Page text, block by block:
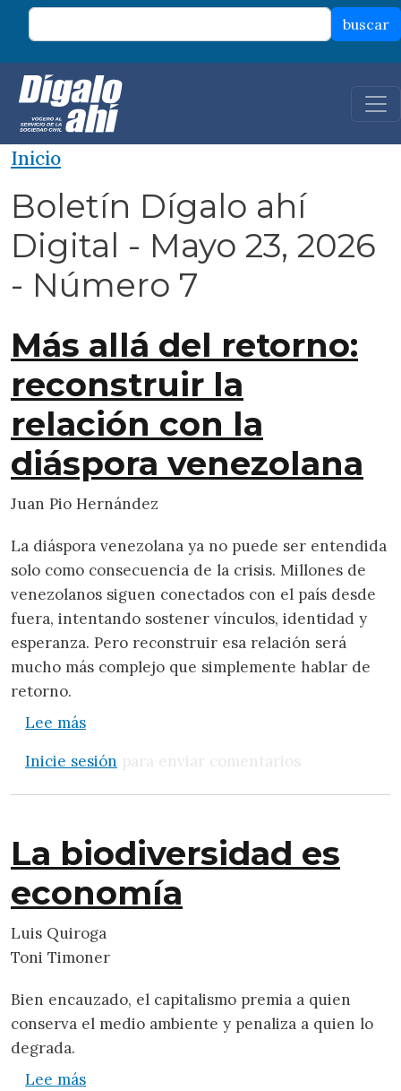
Pasar al contenido principal
buscar
Inicio
Boletín Dígalo ahí
Digital - Mayo 23, 2026
- Número 7
Más allá del retorno:
reconstruir la
relación con la
diáspora venezolana
Juan Pio Hernández
La diáspora venezolana ya no puede ser entendida
solo como consecuencia de la crisis. Millones de
venezolanos siguen conectados con el país desde
fuera, intentando sostener vínculos, identidad y
esperanza. Pero reconstruir esa relación será
mucho más complejo que simplemente hablar de
retorno.
Lee mássobre Más allá del retorno: reconstruir la
Inicie sesión para enviar comentarios
La biodiversidad es
economía
Luis Quiroga
Toni Timoner
Bien encauzado, el capitalismo premia a quien
conserva el medio ambiente y penaliza a quien lo
degrada.
Lee mássobre La biodiversidad es economía